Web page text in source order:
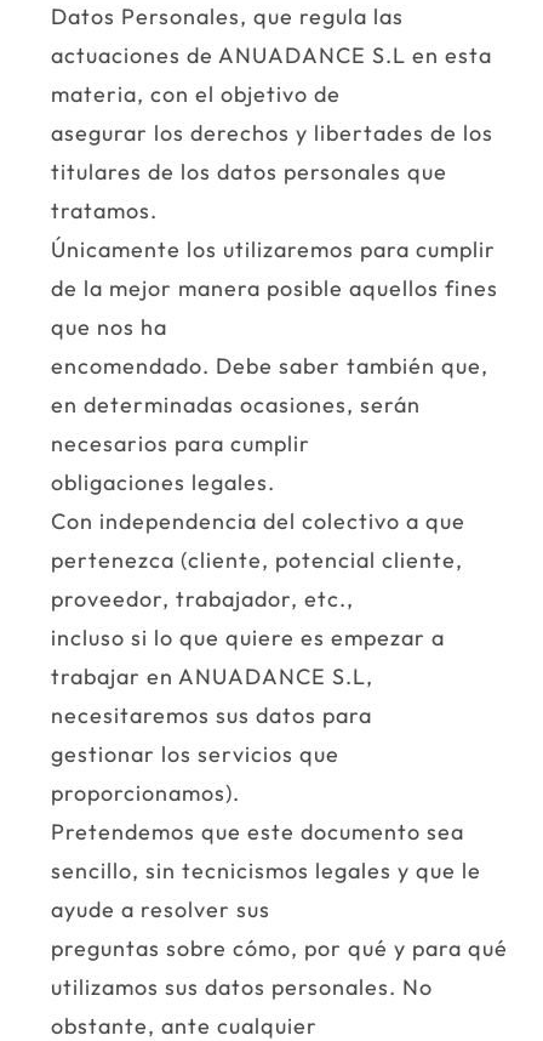
Datos Personales, que regula las
actuaciones de ANUADANCE S.L en esta
materia, con el objetivo de
asegurar los derechos y libertades de los
titulares de los datos personales que
tratamos.
Únicamente los utilizaremos para cumplir
de la mejor manera posible aquellos fines
que nos ha
encomendado. Debe saber también que,
en determinadas ocasiones, serán
necesarios para cumplir
obligaciones legales.
Con independencia del colectivo a que
pertenezca (cliente, potencial cliente,
proveedor, trabajador, etc.,
incluso si lo que quiere es empezar a
trabajar en ANUADANCE S.L,
necesitaremos sus datos para
gestionar los servicios que
proporcionamos).
Pretendemos que este documento sea
sencillo, sin tecnicismos legales y que le
ayude a resolver sus
preguntas sobre cómo, por qué y para qué
utilizamos sus datos personales. No
obstante, ante cualquier